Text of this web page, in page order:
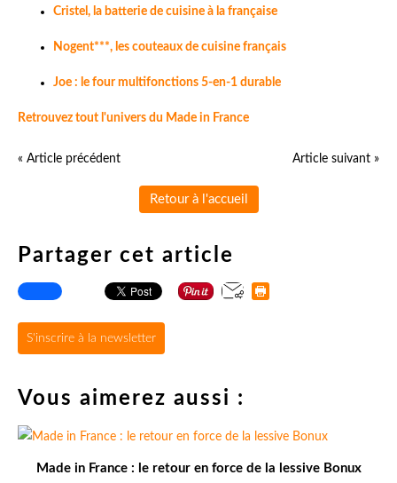
Cristel, la batterie de cuisine à la française
Nogent***, les couteaux de cuisine français
Joe : le four multifonctions 5-en-1 durable
Retrouvez tout l'univers du Made in France
« Article précédent Article suivant »
Retour à l'accueil
Partager cet article
S'inscrire à la newsletter
Vous aimerez aussi :
Made in France : le retour en force de la lessive Bonux